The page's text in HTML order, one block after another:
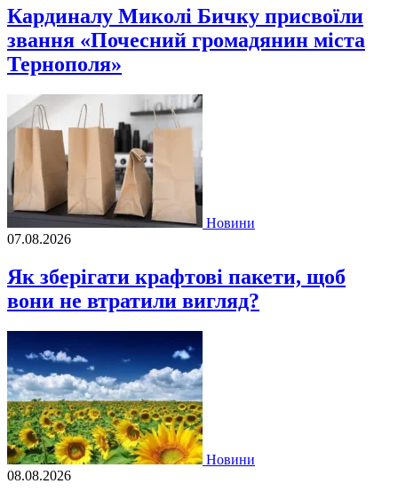
Кардиналу Миколі Бичку присвоїли
звання «Почесний громадянин міста
Тернополя»
Новини
07.08.2026
Як зберігати крафтові пакети, щоб
вони не втратили вигляд?
Новини
08.08.2026